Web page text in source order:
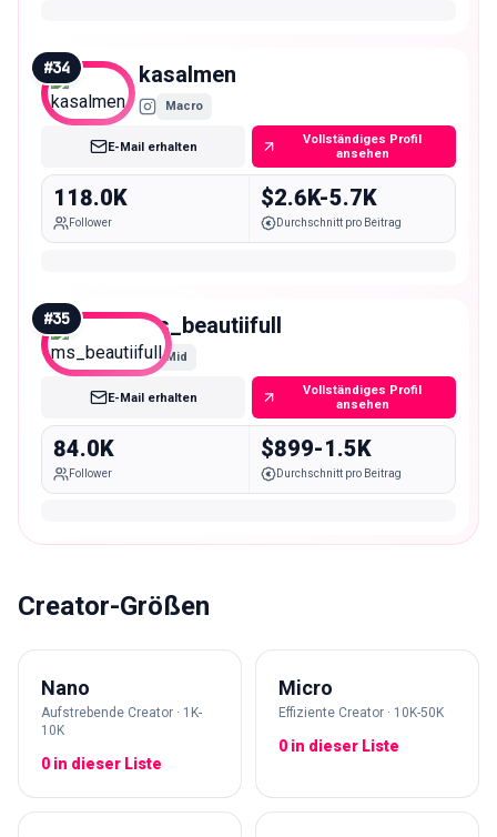
#34 kasalmen
Macro
E-Mail erhalten
Vollständiges Profil
ansehen
118.0K
Follower
$2.6K-5.7K
Durchschnitt pro Beitrag
#35 ms_beautiifull
Mid
E-Mail erhalten
Vollständiges Profil
ansehen
84.0K
Follower
$899-1.5K
Durchschnitt pro Beitrag
Creator-Größen
Nano
Aufstrebende Creator · 1K-
10K
0 in dieser Liste
Micro
Effiziente Creator · 10K-50K
0 in dieser Liste